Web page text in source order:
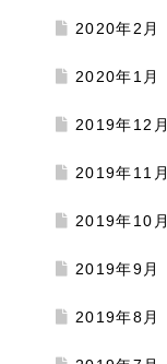
2020年2月
2020年1月
2019年12月
2019年11月
2019年10月
2019年9月
2019年8月